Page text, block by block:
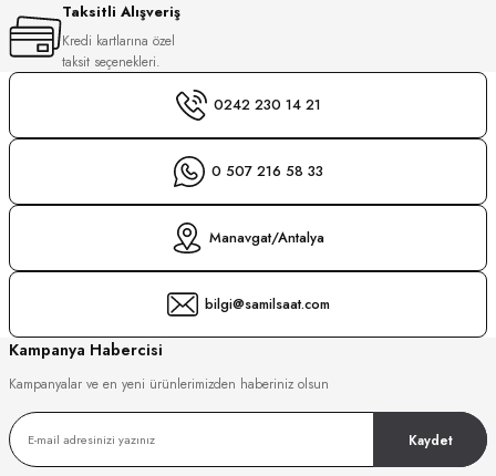
Taksitli Alışveriş
Kredi kartlarına özel
taksit seçenekleri.
0242 230 14 21
0 507 216 58 33
Manavgat/Antalya
bilgi@samilsaat.com
Kampanya Habercisi
Kampanyalar ve en yeni ürünlerimizden haberiniz olsun
Kaydet
MANOIR
WATCH
WATCH